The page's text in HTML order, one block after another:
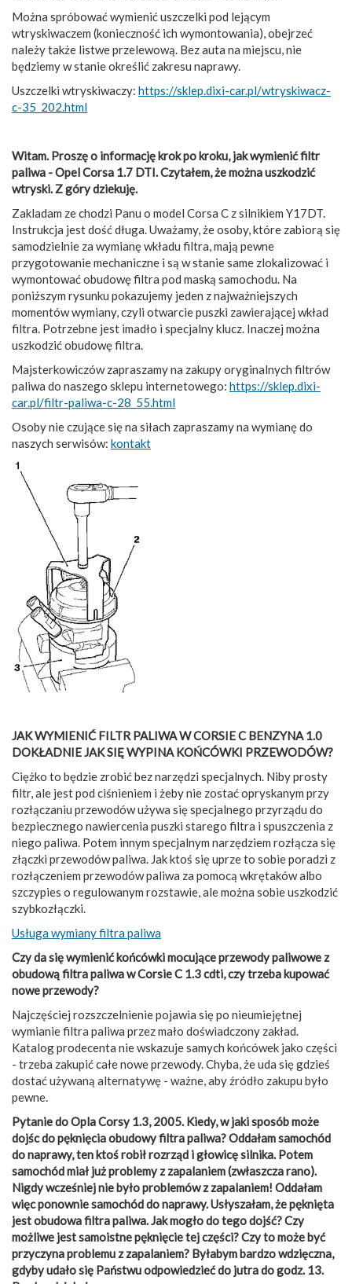
Można spróbować wymienić uszczelki pod lejącym
wtryskiwaczem (konieczność ich wymontowania), obejrzeć
należy także listwe przelewową. Bez auta na miejscu, nie
będziemy w stanie określić zakresu naprawy.
Uszczelki wtryskiwaczy: https://sklep.dixi-car.pl/wtryskiwacz-
c-35_202.html
Witam. Proszę o informację krok po kroku, jak wymienić filtr
paliwa - Opel Corsa 1.7 DTI. Czytałem, że można uszkodzić
wtryski. Z góry dziekuję.
Zakladam ze chodzi Panu o model Corsa C z silnikiem Y17DT.
Instrukcja jest dość długa. Uważamy, że osoby, które zabiorą się
samodzielnie za wymianę wkładu filtra, mają pewne
przygotowanie mechaniczne i są w stanie same zlokalizować i
wymontować obudowę filtra pod maską samochodu. Na
poniższym rysunku pokazujemy jeden z najważniejszych
momentów wymiany, czyli otwarcie puszki zawierającej wkład
filtra. Potrzebne jest imadło i specjalny klucz. Inaczej można
uszkodzić obudowę filtra.
Majsterkowiczów zapraszamy na zakupy oryginalnych filtrów
paliwa do naszego sklepu internetowego: https://sklep.dixi-
car.pl/filtr-paliwa-c-28_55.html
Osoby nie czujące się na siłach zapraszamy na wymianę do
naszych serwisów: kontakt
JAK WYMIENIĆ FILTR PALIWA W CORSIE C BENZYNA 1.0
DOKŁADNIE JAK SIĘ WYPINA KOŃCÓWKI PRZEWODÓW?
Ciężko to będzie zrobić bez narzędzi specjalnych. Niby prosty
filtr, ale jest pod ciśnieniem i żeby nie zostać opryskanym przy
rozłączaniu przewodów używa się specjalnego przyrządu do
bezpiecznego nawiercenia puszki starego filtra i spuszczenia z
niego paliwa. Potem innym specjalnym narzędziem rozłącza się
złączki przewodów paliwa. Jak ktoś się uprze to sobie poradzi z
rozłączeniem przewodów paliwa za pomocą wkrętaków albo
szczypies o regulowanym rozstawie, ale można sobie uszkodzić
szybkozłączki.
Usługa wymiany filtra paliwa
Czy da się wymienić końcówki mocujące przewody paliwowe z
obudową filtra paliwa w Corsie C 1.3 cdti, czy trzeba kupować
nowe przewody?
Najczęściej rozszczelnienie pojawia się po nieumiejętnej
wymianie filtra paliwa przez mało doświadczony zakład.
Katalog prodecenta nie wskazuje samych końcówek jako części
- trzeba zakupić całe nowe przewody. Chyba, że uda się gdzieś
dostać używaną alternatywę - ważne, aby źródło zakupu było
pewne.
Pytanie do Opla Corsy 1.3, 2005. Kiedy, w jaki sposób może
dojśc do pęknięcia obudowy filtra paliwa? Oddałam samochód
do naprawy, ten ktoś robił rozrząd i głowicę silnika. Potem
samochód miał już problemy z zapalaniem (zwłaszcza rano).
Nigdy wcześniej nie było problemów z zapalaniem! Oddałam
więc ponownie samochód do naprawy. Usłyszałam, że pęknięta
jest obudowa filtra paliwa. Jak mogło do tego dojść? Czy
możliwe jest samoistne pęknięcie tej części? Czy to może być
przyczyna problemu z zapalaniem? Byłabym bardzo wdzięczna,
gdyby udało się Państwu odpowiedzieć do jutra do godz. 13.